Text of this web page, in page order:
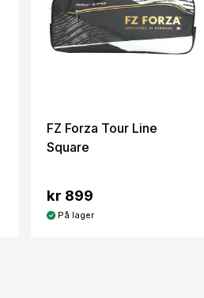
FZ Forza Tour Line
Square
kr 899
På lager